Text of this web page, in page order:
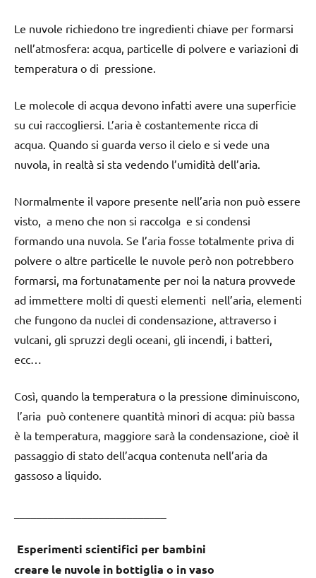
Le nuvole richiedono tre ingredienti chiave per formarsi
nell’atmosfera: acqua, particelle di polvere e variazioni di
temperatura o di pressione.
Le molecole di acqua devono infatti avere una superficie
su cui raccogliersi. L’aria è costantemente ricca di
acqua. Quando si guarda verso il cielo e si vede una
nuvola, in realtà si sta vedendo l’umidità dell’aria.
Normalmente il vapore presente nell’aria non può essere
visto, a meno che non si raccolga e si condensi
formando una nuvola. Se l’aria fosse totalmente priva di
polvere o altre particelle le nuvole però non potrebbero
formarsi, ma fortunatamente per noi la natura provvede
ad immettere molti di questi elementi nell’aria, elementi
che fungono da nuclei di condensazione, attraverso i
vulcani, gli spruzzi degli oceani, gli incendi, i batteri,
ecc…
Così, quando la temperatura o la pressione diminuiscono,
l’aria può contenere quantità minori di acqua: più bassa
è la temperatura, maggiore sarà la condensazione, cioè il
passaggio di stato dell’acqua contenuta nell’aria da
gassoso a liquido.
Esperimenti scientifici per bambini
creare le nuvole in bottiglia o in vaso